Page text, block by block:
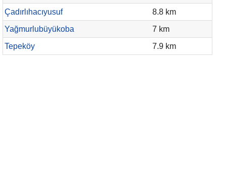
Çadırlıhacıyusuf
8.8 km
Yağmurlubüyükoba
7 km
Tepeköy
7.9 km